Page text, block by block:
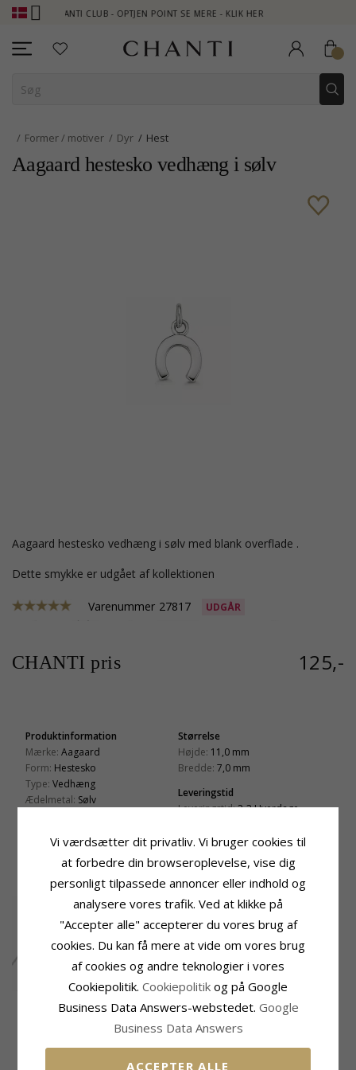
CHANTI CLUB - OPTJEN POINT SE MERE - KLIK HER
Former / motiver Dyr Hest
Aagaard hestesko vedhæng i sølv
Aagaard hestesko vedhæng i sølv med blank overflade .
Dette smykke er udgået af kollektionen
Varenummer 27817 UDGÅR
CHANTI pris 125,-
Produktinformation
Mærke: Aagaard
Form: Hestesko
Type: Vedhæng
Ædelmetal: Sølv
Størrelse
Højde: 11,0 mm
Bredde: 7,0 mm
Leveringstid
Leveringstid:2-3 Hverdage
KUNDER DER HAR KØBT DENNE HAR
OGSÁ KØBT
BNH anker rund
halskæde i sølv 50 cm
MEST SOLGTE I KATEGORIEN
Vi værdsætter dit privatliv. Vi bruger cookies til
at forbedre din browseroplevelse, vise dig
personligt tilpassede annoncer eller indhold og
analysere vores trafik. Ved at klikke på
"Accepter alle" accepterer du vores brug af
cookies. Du kan få mere at vide om vores brug
af cookies og andre teknologier i vores
Cookiepolitik. Cookiepolitik og på Google
Business Data Answers-webstedet. Google
Business Data Answers
ACCEPTER ALLE